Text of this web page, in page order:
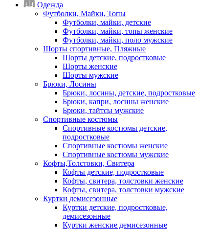
Одежда
Футболки, Майки, Топы
Футболки, майки, детские
Футболки, майки, топы женские
Футболки, майки, поло мужские
Шорты спортивные, Пляжные
Шорты детские, подростковые
Шорты женские
Шорты мужские
Брюки, Лосины
Брюки, лосины, детские, подростковые
Брюки, капри, лосины женские
Брюки, тайтсы мужские
Спортивные костюмы
Спортивные костюмы детские,
подростковые
Спортивные костюмы женские
Спортивные костюмы мужские
Кофты,Толстовки, Свитера
Кофты детские, подростковые
Кофты, свитера, толстовки женские
Кофты, свитера, толстовки мужские
Куртки демисезонные
Куртки детские, подростковые,
демисезонные
Куртки женские демисезонные